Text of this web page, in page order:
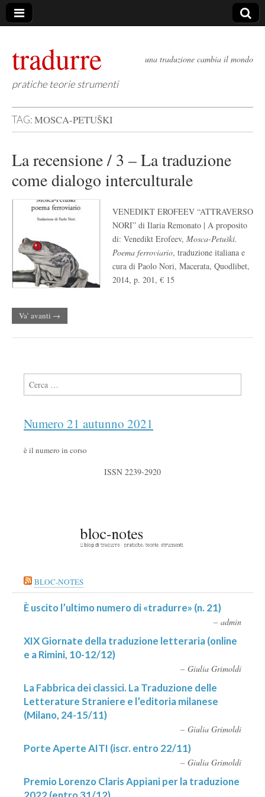
tradurre
pratiche teorie strumenti
una traduzione cambia il mondo
TAG:MOSCA-PETUŠKI
La recensione / 3 – La traduzione
come dialogo interculturale
VENEDIKT EROFEEV “ATTRAVERSO
NORI” di Ilaria Remonato | A proposito
di: Venedikt Erofeev, Mosca-Petuškì.
Poema ferroviario, traduzione italiana e
cura di Paolo Nori, Macerata, Quodlibet,
2014, p. 201, € 15
Va’ avanti →
Ricerca per:
Numero 21 autunno 2021
è il numero in corso
ISSN 2239-2920
BLOC-NOTES
È uscito l’ultimo numero di «tradurre» (n. 21)
admin
XIX Giornate della traduzione letteraria (online
e a Rimini, 10-12/12)
Giulia Grimoldi
La Fabbrica dei classici. La Traduzione delle
Letterature Straniere e l’editoria milanese
(Milano, 24-15/11)
Giulia Grimoldi
Porte Aperte AITI (iscr. entro 22/11)
Giulia Grimoldi
Premio Lorenzo Claris Appiani per la traduzione